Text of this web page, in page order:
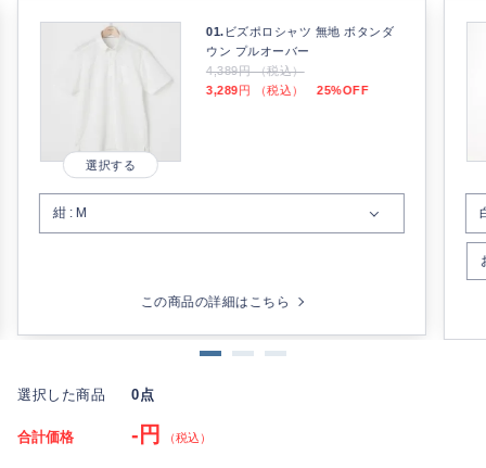
01.ビズポロシャツ 無地 ボタンダ
ウン プルオーバー
4,389円 （税込）
3,289円 （税込）25%OFF
この商品の詳細はこちら
選択した商品 0点
合計価格 -円 （税込）